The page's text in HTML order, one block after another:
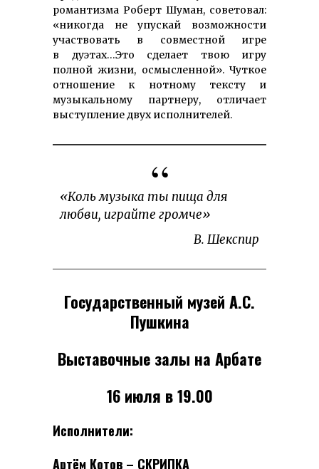
романтизма Роберт Шуман, советовал:
«никогда не упускай возможности
участвовать в совместной игре
в дуэтах…Это сделает твою игру
полной жизни, осмысленной». Чуткое
отношение к нотному тексту и
музыкальному партнеру, отличает
выступление двух исполнителей.
«Коль музыка ты пища для
любви, играйте громче»
В. Шекспир
Государственный музей А.С.
Пушкина
Выставочные залы на Арбате
16 июля в 19.00
Исполнители:
Артём Котов – СКРИПКА